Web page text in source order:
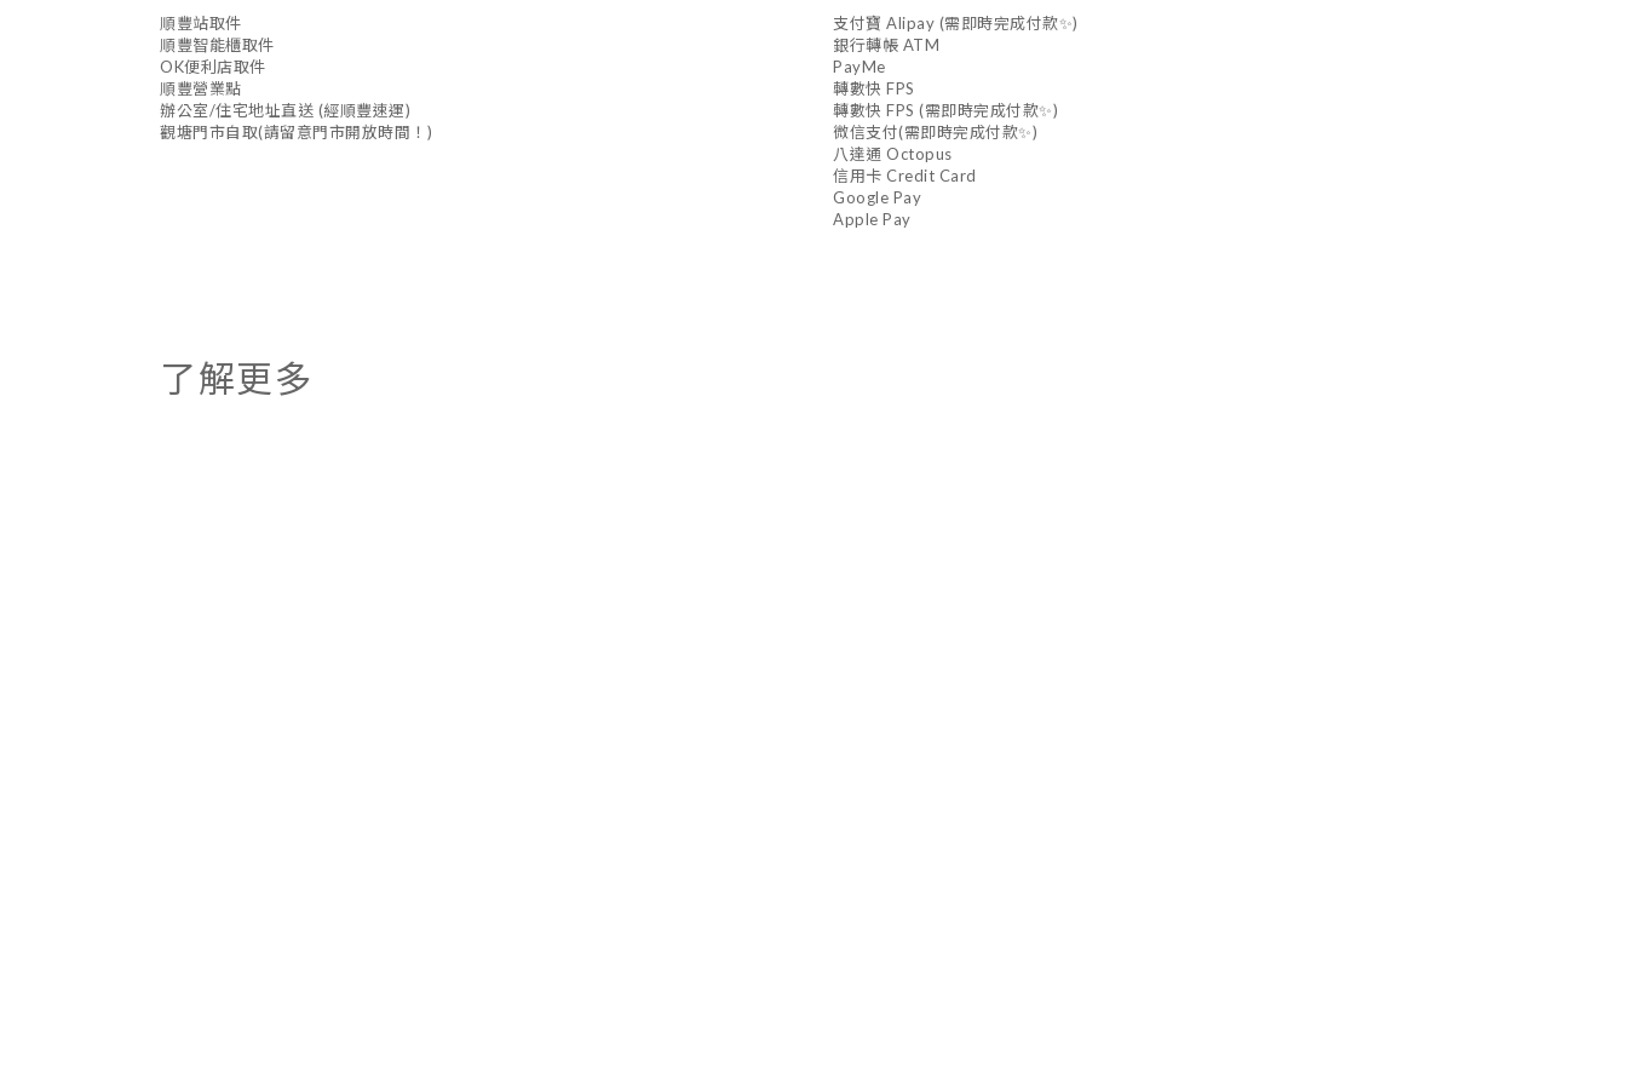
順豐站取件
順豐智能櫃取件
OK便利店取件
順豐營業點
辦公室/住宅地址直送 (經順豐速運)
觀塘門市自取(請留意門市開放時間！)
支付寶 Alipay (需即時完成付款✨)
銀行轉帳 ATM
PayMe
轉數快 FPS
轉數快 FPS (需即時完成付款✨)
微信支付(需即時完成付款✨)
八達通 Octopus
信用卡 Credit Card
Google Pay
Apple Pay
了解更多